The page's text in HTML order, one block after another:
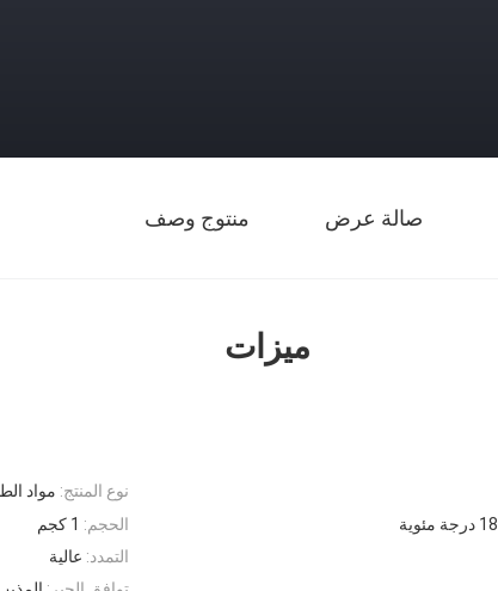
صالة عرض منتوج وصف
ميزات
نوع المنتج: مواد
الحجم: 1 كجم
التمدد: عالية